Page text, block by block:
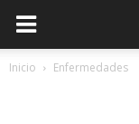
Inicio Enfermedades